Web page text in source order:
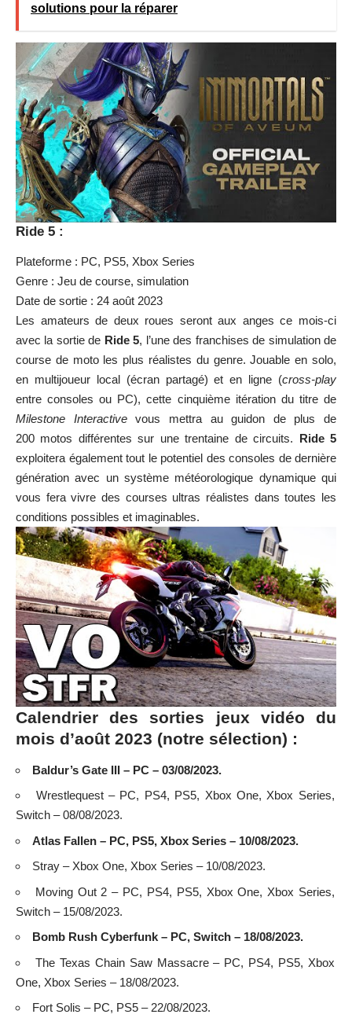
solutions pour la réparer
Ride 5 :
Plateforme : PC, PS5, Xbox Series
Genre : Jeu de course, simulation
Date de sortie : 24 août 2023
Les amateurs de deux roues seront aux anges ce mois-ci
avec la sortie de Ride 5, l’une des franchises de simulation de
course de moto les plus réalistes du genre. Jouable en solo,
en multijoueur local (écran partagé) et en ligne (cross-play
entre consoles ou PC), cette cinquième itération du titre de
Milestone Interactivevous mettra au guidon de plus de
200 motos différentes sur une trentaine de circuits. Ride 5
exploitera également tout le potentiel des consoles de dernière
génération avec un système météorologique dynamique qui
vous fera vivre des courses ultras réalistes dans toutes les
conditions possibles et imaginables.
Calendrier des sorties jeux vidéo du
mois d’août 2023 (notre sélection) :
Baldur’s Gate III – PC – 03/08/2023.
Wrestlequest – PC, PS4, PS5, Xbox One, Xbox Series,
Switch – 08/08/2023.
Atlas Fallen – PC, PS5, Xbox Series – 10/08/2023.
Stray – Xbox One, Xbox Series – 10/08/2023.
Moving Out 2 – PC, PS4, PS5, Xbox One, Xbox Series,
Switch – 15/08/2023.
Bomb Rush Cyberfunk – PC, Switch – 18/08/2023.
The Texas Chain Saw Massacre – PC, PS4, PS5, Xbox
One, Xbox Series – 18/08/2023.
Fort Solis – PC, PS5 – 22/08/2023.